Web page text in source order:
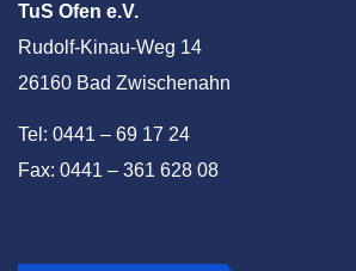
TuS Ofen e.V.
Rudolf-Kinau-Weg 14
26160 Bad Zwischenahn
Tel: 0441 – 69 17 24
Fax: 0441 – 361 628 08